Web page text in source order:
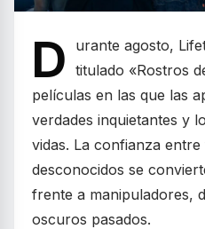
D
urante agosto,
titulado «Rostros
películas en las que las
verdades inquietantes y
vidas. La confianza
desconocidos se
frente a manipuladores,
oscuros pasados.